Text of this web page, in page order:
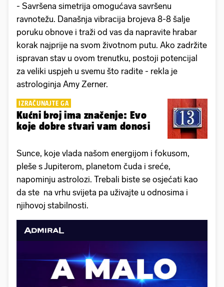
- Savršena simetrija omogućava savršenu
ravnotežu. Današnja vibracija brojeva 8-8 šalje
poruku obnove i traži od vas da napravite hrabar
korak najprije na svom životnom putu. Ako zadržite
ispravan stav u ovom trenutku, postoji potencijal
za veliki uspjeh u svemu što radite - rekla je
astrologinja Amy Zerner.
IZRAČUNAJTE GA
Kućni broj ima značenje: Evo
koje dobre stvari vam donosi
Sunce, koje vlada našom energijom i fokusom,
pleše s Jupiterom, planetom čuda i sreće,
napominju astrolozi. Trebali biste se osjećati kao
da ste na vrhu svijeta pa uživajte u odnosima i
njihovoj stabilnosti.